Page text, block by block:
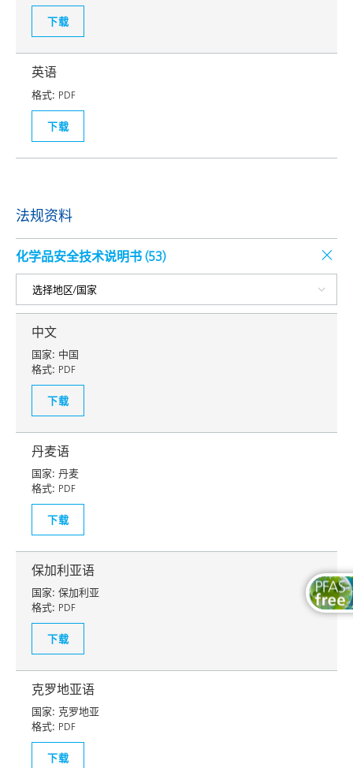
下载
英语
格式: PDF
下载
法规资料
化学品安全技术说明书 (53)
中文
国家: 中国
格式: PDF
下载
丹麦语
国家: 丹麦
格式: PDF
下载
保加利亚语
国家: 保加利亚
格式: PDF
下载
克罗地亚语
国家: 克罗地亚
格式: PDF
下载